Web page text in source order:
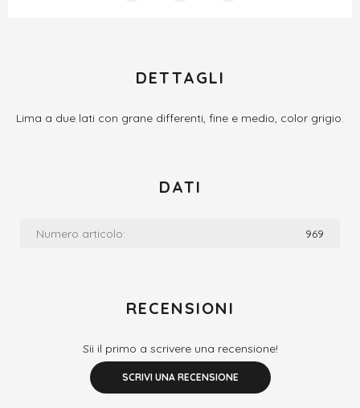
DETTAGLI
Lima a due lati con grane differenti, fine e medio, color grigio.
DATI
Numero articolo: 969
RECENSIONI
Sii il primo a scrivere una recensione!
SCRIVI UNA RECENSIONE